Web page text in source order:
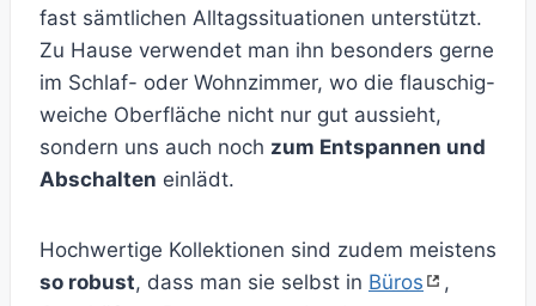
fast sämtlichen Alltagssituationen unterstützt.
Zu Hause verwendet man ihn besonders gerne
im Schlaf- oder Wohnzimmer, wo die flauschig-
weiche Oberfläche nicht nur gut aussieht,
sondern uns auch noch zum Entspannen und
Abschalten einlädt.
Hochwertige Kollektionen sind zudem meistens
so robust, dass man sie selbst in Büros
,